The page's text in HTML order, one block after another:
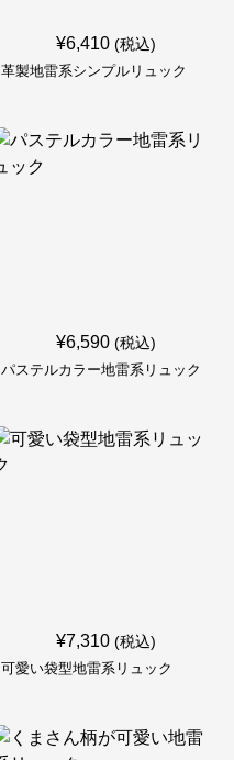
¥6,410 (税込)
革製地雷系シンプルリュック
¥6,590 (税込)
パステルカラー地雷系リュック
¥7,310 (税込)
可愛い袋型地雷系リュック